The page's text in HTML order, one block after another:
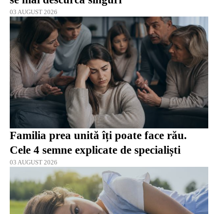
03 AUGUST 2026
Familia prea unită îți poate face rău.
Cele 4 semne explicate de specialiști
03 AUGUST 2026